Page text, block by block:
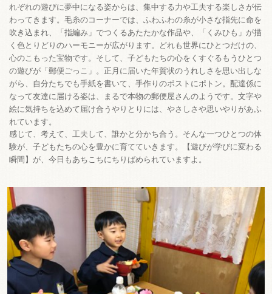
れぞれの遊びに夢中になる姿からは、集中する力や工夫する楽しさが伝
わってきます。毛糸のコーナーでは、ふわふわの糸が小さな指先に命を
吹き込まれ、「指編み」でつくるあたたかな作品や、「くみひも」が描
く色とりどりのハーモニーが広がります。どれも世界にひとつだけの、
心のこもった宝物です。 そして、子どもたちの心をくすぐるもうひとつ
の遊びが「郵便ごっこ」。正月に届いた年賀状のうれしさを思い出しな
がら、自分たちでも手紙を書いて、手作りのポストにポトン。配達係に
なって友達に届ける姿は、まるで本物の郵便屋さんのようです。文字や
絵に気持ちを込めて届け合うやりとりには、やさしさや思いやりがあふ
れています。
感じて、考えて、工夫して、誰かと分かち合う。そんな一つひとつの体
験が、子どもたちの心を豊かに育てていきます。
【遊びが学びに変わる
瞬間】が、今日もあちこちにちりばめられていますよ。